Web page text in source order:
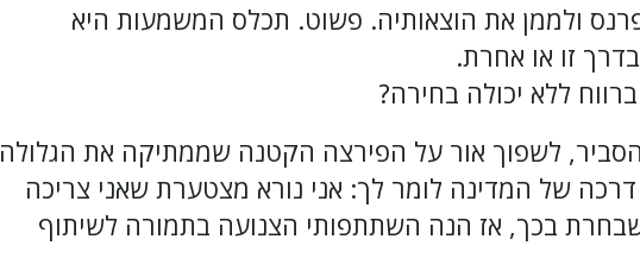
ולממן את הוצאותיה. פשוט. תכלס המשמעות היא
זו או אחרת.
ללא יכולה בחירה?
לשפוך אור על הפירצה הקטנה שממתיקה את הגלולה
של המדינה לומר לך: אני נורא מצטערת שאני צריכה
בכך, אז הנה השתתפותי הצנועה בתמורה לשיתוף